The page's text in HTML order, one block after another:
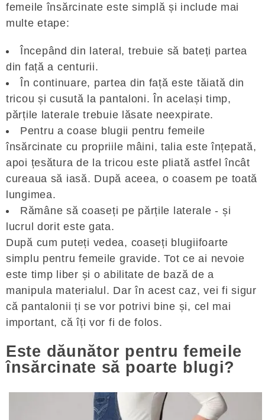
femeile însărcinate este simplă și include mai
multe etape:
Începând din lateral, trebuie să bateți partea
din față a centurii.
În continuare, partea din față este tăiată din
tricou și cusută la pantaloni. În același timp,
părțile laterale trebuie lăsate neexpirate.
Pentru a coase blugii pentru femeile
însărcinate cu propriile mâini, talia este înțepată,
apoi țesătura de la tricou este pliată astfel încât
cureaua să iasă. După aceea, o coasem pe toată
lungimea.
Rămâne să coaseți pe părțile laterale - și
lucrul dorit este gata.
După cum puteți vedea, coaseți blugiifoarte
simplu pentru femeile gravide. Tot ce ai nevoie
este timp liber și o abilitate de bază de a
manipula materialul. Dar în acest caz, vei fi sigur
că pantalonii ți se vor potrivi bine și, cel mai
important, că îți vor fi de folos.
Este dăunător pentru femeile
însărcinate să poarte blugi?